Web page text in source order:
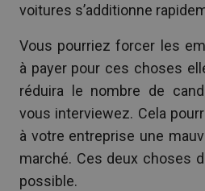
voitures s’additionne
Vous pourriez forcer les
à payer pour ces choses
réduira le nombre de
vous interviewez. Cela
à votre entreprise une
marché. Ces deux choses
possible.